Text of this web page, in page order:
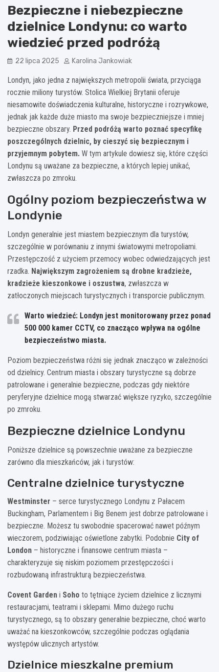
Bezpieczne i niebezpieczne
dzielnice Londynu: co warto
wiedzieć przed podróżą
22 lipca 2025 Karolina Jankowiak
Londyn, jako jedna z największych metropolii świata, przyciąga
rocznie miliony turystów. Stolica Wielkiej Brytanii oferuje
niesamowite doświadczenia kulturalne, historyczne i rozrywkowe,
jednak jak każde duże miasto ma swoje bezpieczniejsze i mniej
bezpieczne obszary. Przed podróżą warto poznać specyfikę
poszczególnych dzielnic, by cieszyć się bezpiecznym i
przyjemnym pobytem. W tym artykule dowiesz się, które części
Londynu są uważane za bezpieczne, a których lepiej unikać,
zwłaszcza po zmroku.
Ogólny poziom bezpieczeństwa w
Londynie
Londyn generalnie jest miastem bezpiecznym dla turystów,
szczególnie w porównaniu z innymi światowymi metropoliami.
Przestępczość z użyciem przemocy wobec odwiedzających jest
rzadka. Największym zagrożeniem są drobne kradzieże,
kradzieże kieszonkowe i oszustwa, zwłaszcza w
zatłoczonych miejscach turystycznych i transporcie publicznym.
Warto wiedzieć: Londyn jest monitorowany przez ponad
500 000 kamer CCTV, co znacząco wpływa na ogólne
bezpieczeństwo miasta.
Poziom bezpieczeństwa różni się jednak znacząco w zależności
od dzielnicy. Centrum miasta i obszary turystyczne są dobrze
patrolowane i generalnie bezpieczne, podczas gdy niektóre
peryferyjne dzielnice mogą stwarzać większe ryzyko, szczególnie
po zmroku.
Bezpieczne dzielnice Londynu
Poniższe dzielnice są powszechnie uważane za bezpieczne
zarówno dla mieszkańców, jak i turystów:
Centralne dzielnice turystyczne
Westminster – serce turystycznego Londynu z Pałacem
Buckingham, Parlamentem i Big Benem jest dobrze patrolowane i
bezpieczne. Możesz tu swobodnie spacerować nawet późnym
wieczorem, podziwiając oświetlone zabytki. Podobnie City of
London – historyczne i finansowe centrum miasta –
charakteryzuje się niskim poziomem przestępczości i
rozbudowaną infrastrukturą bezpieczeństwa.
Covent Garden i Soho to tętniące życiem dzielnice z licznymi
restauracjami, teatrami i sklepami. Mimo dużego ruchu
turystycznego, są to obszary generalnie bezpieczne, choć warto
uważać na kieszonkowców, szczególnie podczas oglądania
występów ulicznych artystów.
Dzielnice mieszkalne premium